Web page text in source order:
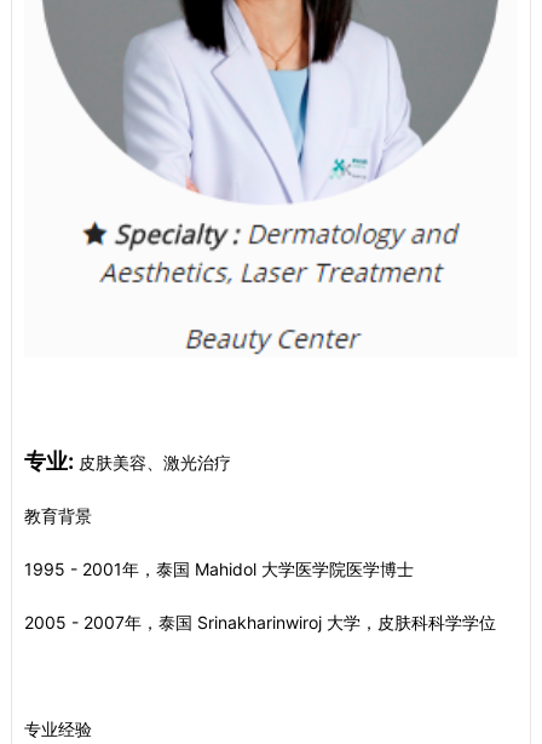
专业: 皮肤美容、激光治疗
教育背景
1995 - 2001年，泰国 Mahidol 大学医学院医学博士
2005 - 2007年，泰国 Srinakharinwiroj 大学，皮肤科科学学位
专业经验